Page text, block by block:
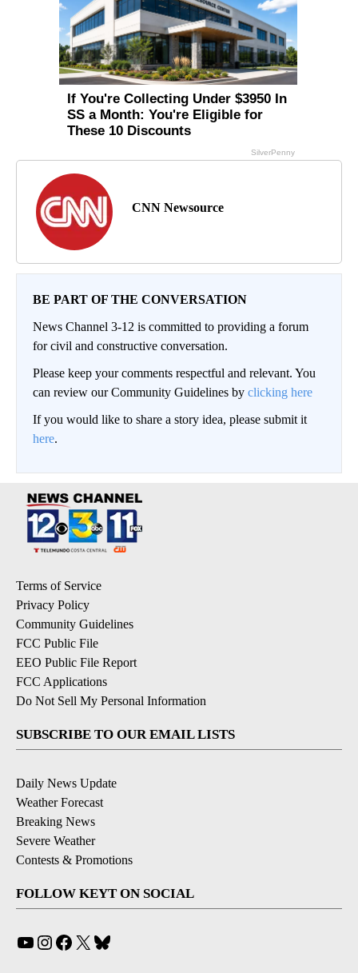
CNN Newsource
BE PART OF THE CONVERSATION
News Channel 3-12 is committed to providing a forum
for civil and constructive conversation.
Please keep your comments respectful and relevant. You
can review our Community Guidelines by clicking here
If you would like to share a story idea, please submit it
here.
Terms of Service
Privacy Policy
Community Guidelines
FCC Public File
EEO Public File Report
FCC Applications
Do Not Sell My Personal Information
SUBSCRIBE TO OUR EMAIL LISTS
Daily News Update
Weather Forecast
Breaking News
Severe Weather
Contests & Promotions
FOLLOW KEYT ON SOCIAL
YouTube
Instagram
Facebook
X